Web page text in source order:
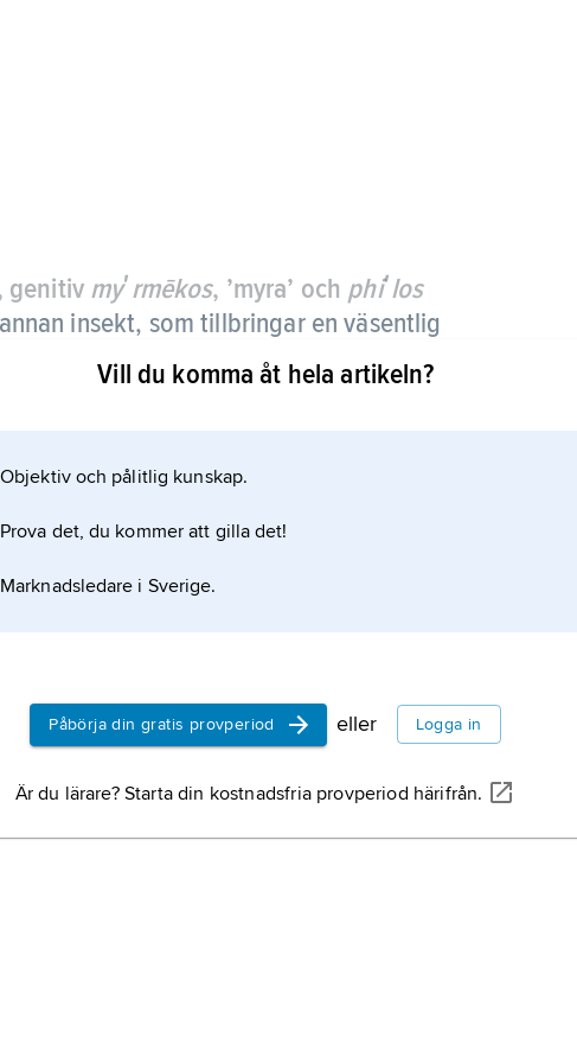
genitiv myʹrmēkos, ’myra’ och phiʹlos
insekt, som tillbringar en väsentlig
myrornas larver eller dra nytta av myrornas
Vill du komma åt hela artikeln?
Objektiv och pålitlig kunskap.
Prova det, du kommer att gilla det!
Marknadsledare i Sverige.
Påbörja din gratis provperiod eller Logga in
Är du lärare? Starta din kostnadsfria provperiod härifrån.